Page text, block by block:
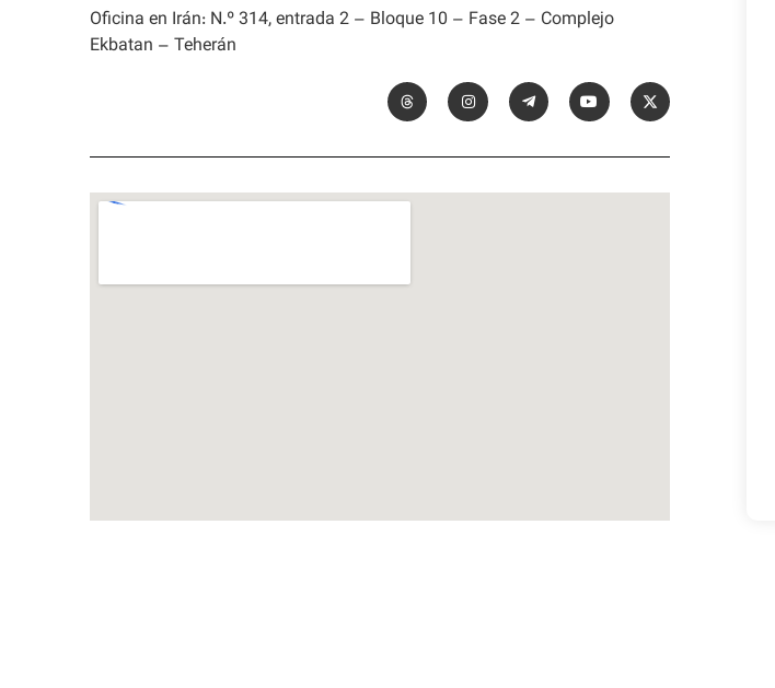
Oficina en Irán: N.º 314, entrada 2 – Bloque 10 – Fase 2 – Complejo
Ekbatan – Teherán